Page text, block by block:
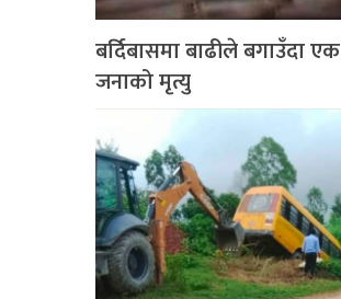
बर्दिबासमा बाढीले बगाउँदा एक
जनाको मृत्यु